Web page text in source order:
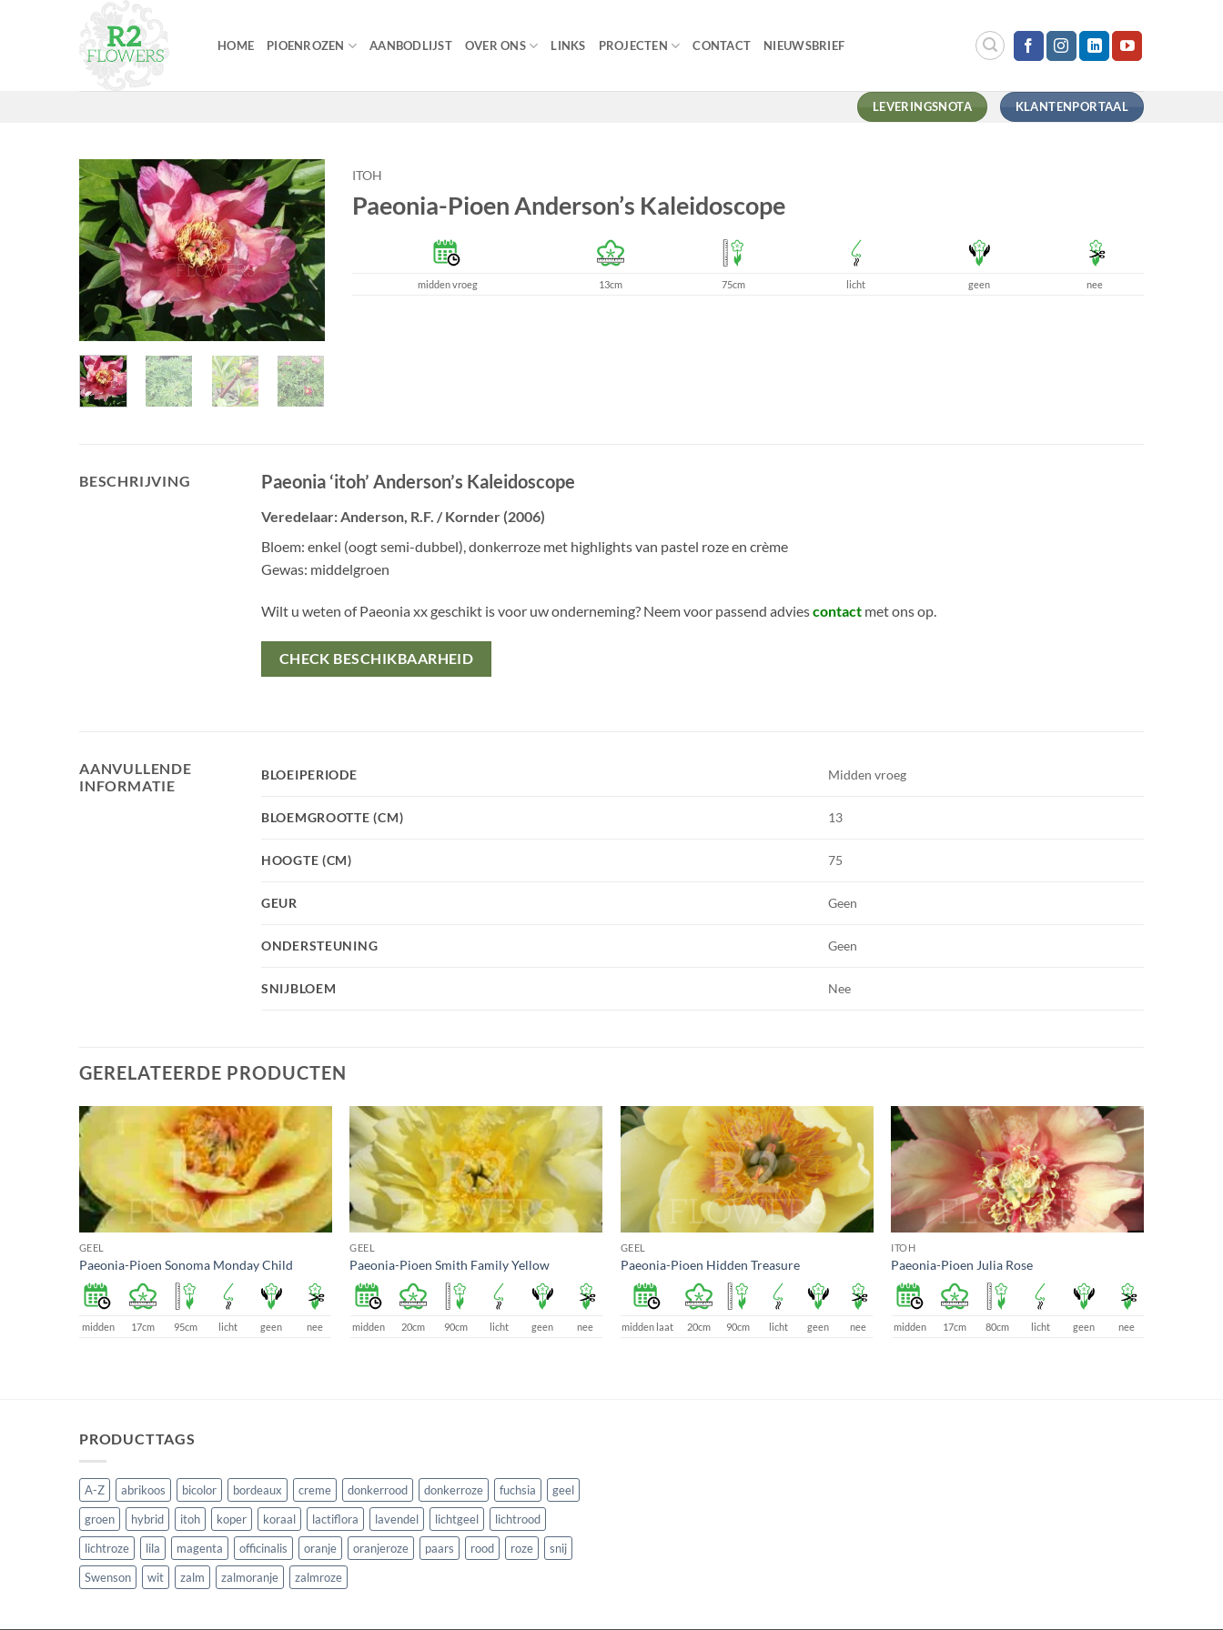
HOME PIOENROZEN AANBODLIJST OVER ONS LINKS PROJECTEN CONTACT NIEUWSBRIEF
LEVERINGSNOTA KLANTENPORTAAL
ITOH
Paeonia-Pioen Anderson’s Kaleidoscope
midden vroeg 13cm 75cm licht geen nee
BESCHRIJVING Paeonia ‘itoh’ Anderson’s Kaleidoscope
Veredelaar: Anderson, R.F. / Kornder (2006)
Bloem: enkel (oogt semi-dubbel), donkerroze met highlights van pastel roze en crème
Gewas: middelgroen
Wilt u weten of Paeonia xx geschikt is voor uw onderneming? Neem voor passend adviescontact met ons op.
CHECK BESCHIKBAARHEID
AANVULLENDE
INFORMATIE
BLOEIPERIODE Midden vroeg
BLOEMGROOTTE (CM) 13
HOOGTE (CM) 75
GEUR Geen
ONDERSTEUNING Geen
SNIJBLOEM Nee
GERELATEERDE PRODUCTEN
GEEL
Paeonia-Pioen Sonoma Monday Child
midden 17cm 95cm licht geen nee
GEEL
Paeonia-Pioen Smith Family Yellow
midden 20cm 90cm licht geen nee
GEEL
Paeonia-Pioen Hidden Treasure
midden laat 20cm 90cm licht geen nee
ITOH
Paeonia-Pioen Julia Rose
midden 17cm 80cm licht geen nee
PRODUCTTAGS
A-Z abrikoos bicolor bordeaux creme donkerrood donkerroze fuchsia
geel
groen
hybrid itoh koper koraal lactiflora lavendel lichtgeel
lichtrood
lichtroze
lila magenta officinalis oranje oranjeroze paars rood roze
snij
Swenson
wit zalm zalmoranje zalmroze